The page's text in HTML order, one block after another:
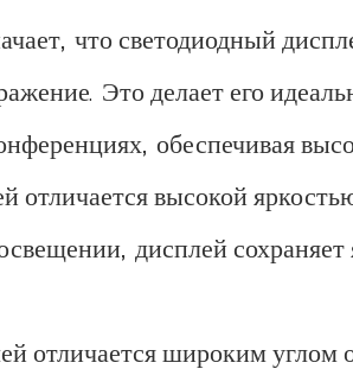
что светодиодный
Это делает его
обеспечивая
отличается высокой
дисплей сохраняет
отличается широким углом